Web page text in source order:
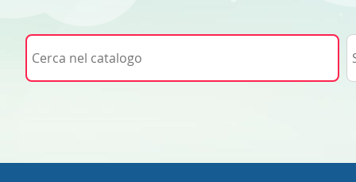
Cerca su "Cerca nel catalogo"